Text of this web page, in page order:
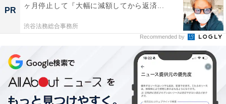
「同じ課の男子。入社から何年もたつ30歳ぐらいのや
つ。新人でもないのにメール返信の常識がない。注意し
たら『知りませんでした』と言われて、ぶちぎれた（40
代・女性）」「トイレは長い、昼休憩からは社長よりも
遅く戻る、出勤時はほぼ遅刻。なんでこんな奴、クビに
ならないのか、会社にも不信感（40代・女性）」など、
PR
ヶ月停止して『大幅に減額してから返済...
渋谷法務総合事務所
Recommended by